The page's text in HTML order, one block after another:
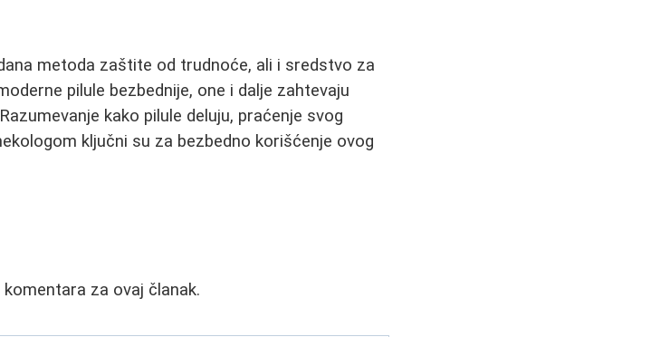
metoda zaštite od trudnoće, ali i sredstvo za
pilule bezbednije, one i dalje zahtevaju
kako pilule deluju, praćenje svog
ključni su za bezbedno korišćenje ovog
za ovaj članak.